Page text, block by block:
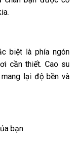
biệt là phía ngón
cần thiết. Cao su
lại độ bền và
bạn